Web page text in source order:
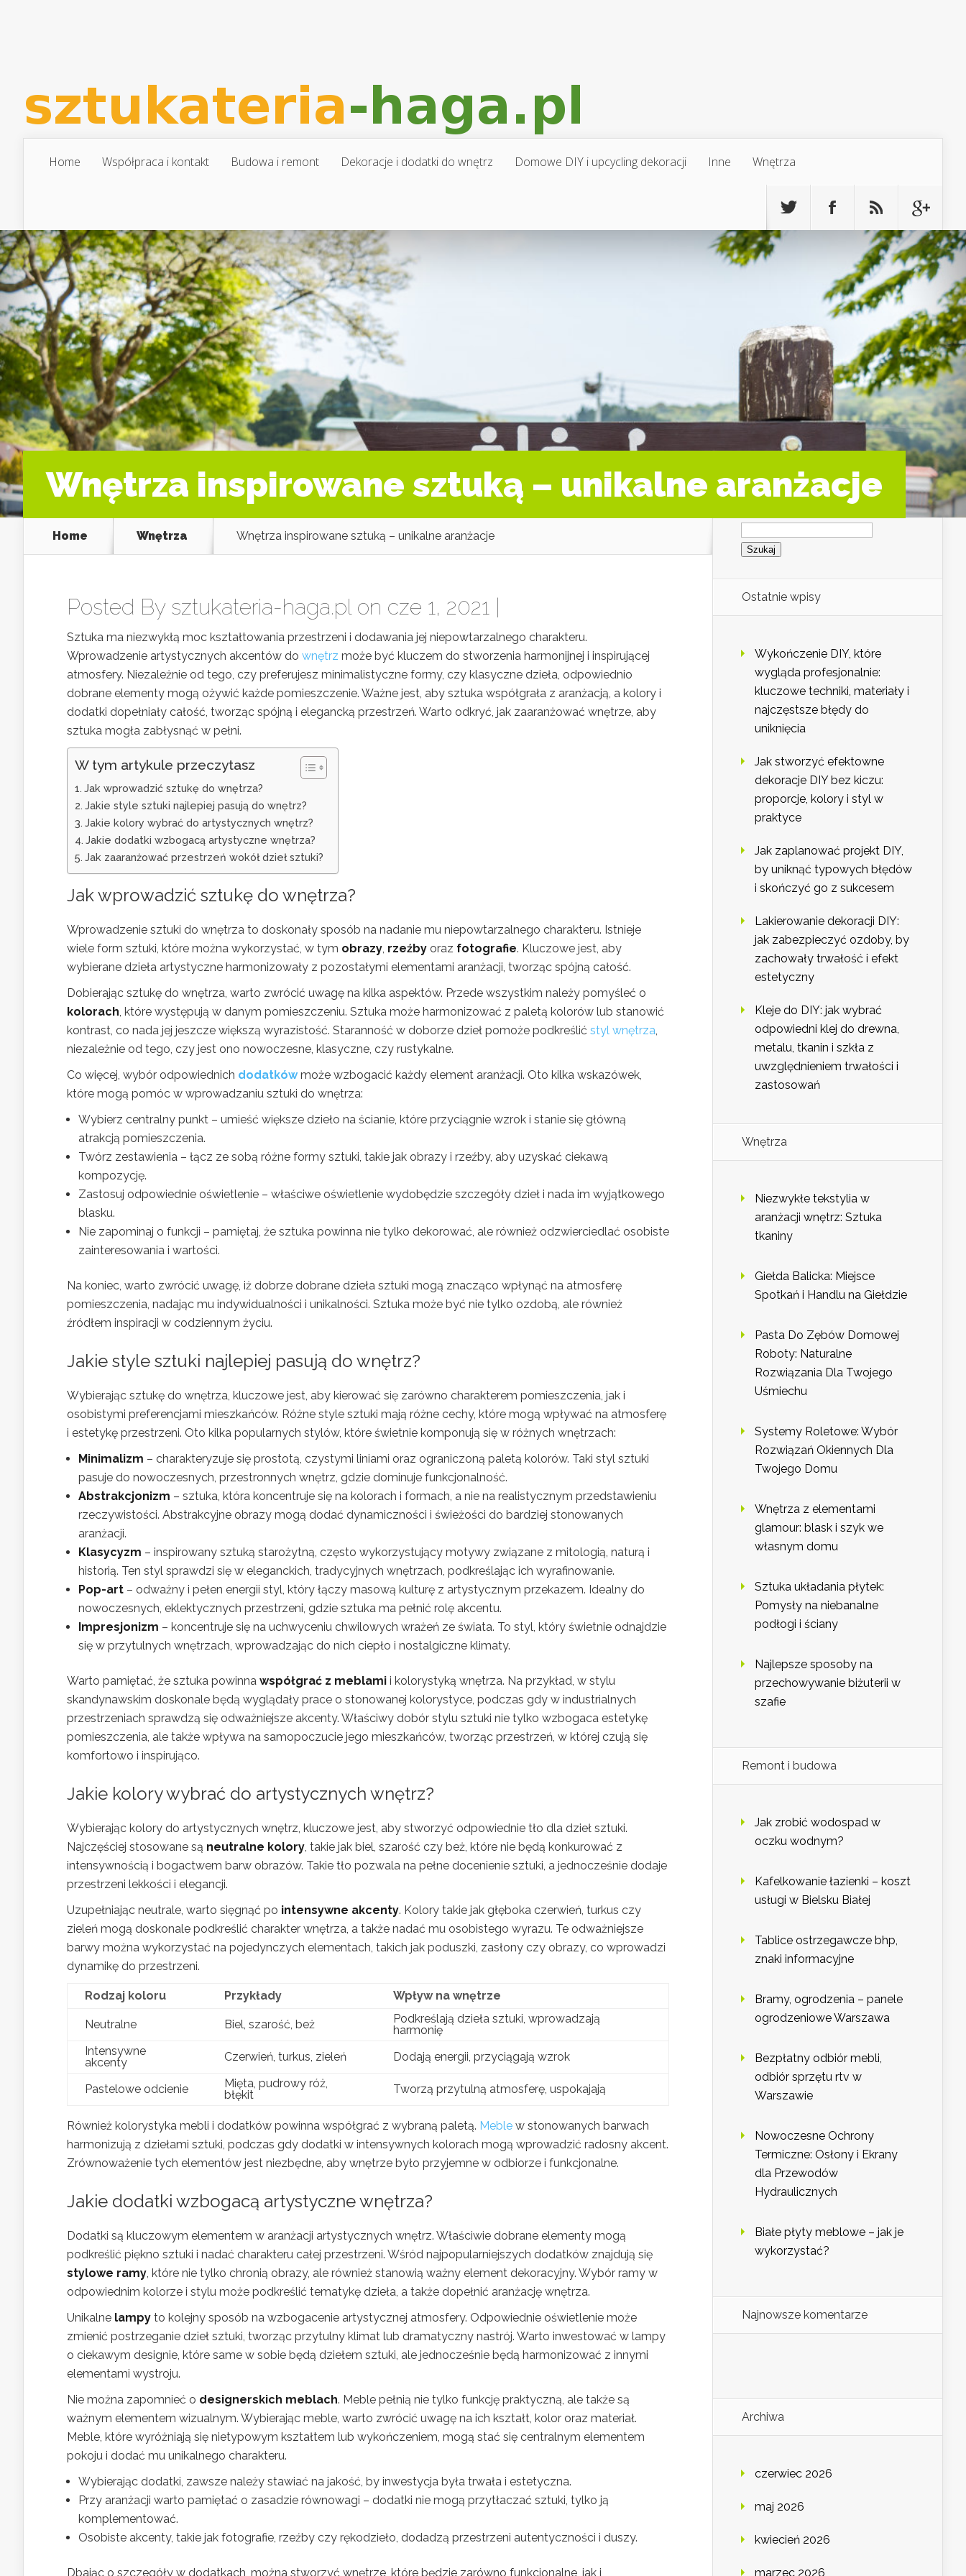
Home Współpraca i kontakt Budowa i remont Dekoracje i dodatki do wnętrz Domowe DIY i upcycling dekoracji Inne Wnętrza
Wnętrza inspirowane sztuką – unikalne aranżacje
Home Wnętrza Wnętrza inspirowane sztuką – unikalne aranżacje
Posted By sztukateria-haga.plon cze 1, 2021 |
Sztuka ma niezwykłą moc kształtowania przestrzeni i dodawania jej niepowtarzalnego charakteru.
Wprowadzenie artystycznych akcentów do wnętrz może być kluczem do stworzenia harmonijnej i inspirującej
atmosfery. Niezależnie od tego, czy preferujesz minimalistyczne formy, czy klasyczne dzieła, odpowiednio
dobrane elementy mogą ożywić każde pomieszczenie. Ważne jest, aby sztuka współgrała z aranżacją, a kolory i
dodatki dopełniały całość, tworząc spójną i elegancką przestrzeń. Warto odkryć, jak zaaranżować wnętrze, aby
sztuka mogła zabłysnąć w pełni.
W tym artykule przeczytasz
Jak wprowadzić sztukę do wnętrza?
Jakie style sztuki najlepiej pasują do wnętrz?
Jakie kolory wybrać do artystycznych wnętrz?
Jakie dodatki wzbogacą artystyczne wnętrza?
Jak zaaranżować przestrzeń wokół dzieł sztuki?
Jak wprowadzić sztukę do wnętrza?
Wprowadzenie sztuki do wnętrza to doskonały sposób na nadanie mu niepowtarzalnego charakteru. Istnieje
wiele form sztuki, które można wykorzystać, w tym obrazy, rzeźby oraz fotografie. Kluczowe jest, aby
wybierane dzieła artystyczne harmonizowały z pozostałymi elementami aranżacji, tworząc spójną całość.
Dobierając sztukę do wnętrza, warto zwrócić uwagę na kilka aspektów. Przede wszystkim należy pomyśleć o
kolorach, które występują w danym pomieszczeniu. Sztuka może harmonizować z paletą kolorów lub stanowić
kontrast, co nada jej jeszcze większą wyrazistość. Staranność w doborze dzieł pomoże podkreślić styl wnętrza,
niezależnie od tego, czy jest ono nowoczesne, klasyczne, czy rustykalne.
Co więcej, wybór odpowiednich dodatkówmoże wzbogacić każdy element aranżacji. Oto kilka wskazówek,
które mogą pomóc w wprowadzaniu sztuki do wnętrza:
Wybierz centralny punkt – umieść większe dzieło na ścianie, które przyciągnie wzrok i stanie się główną
atrakcją pomieszczenia.
Twórz zestawienia – łącz ze sobą różne formy sztuki, takie jak obrazy i rzeźby, aby uzyskać ciekawą
kompozycję.
Zastosuj odpowiednie oświetlenie – właściwe oświetlenie wydobędzie szczegóły dzieł i nada im wyjątkowego
blasku.
Nie zapominaj o funkcji – pamiętaj, że sztuka powinna nie tylko dekorować, ale również odzwierciedlać osobiste
zainteresowania i wartości.
Na koniec, warto zwrócić uwagę, iż dobrze dobrane dzieła sztuki mogą znacząco wpłynąć na atmosferę
pomieszczenia, nadając mu indywidualności i unikalności. Sztuka może być nie tylko ozdobą, ale również
źródłem inspiracji w codziennym życiu.
Jakie style sztuki najlepiej pasują do wnętrz?
Wybierając sztukę do wnętrza, kluczowe jest, aby kierować się zarówno charakterem pomieszczenia, jak i
osobistymi preferencjami mieszkańców. Różne style sztuki mają różne cechy, które mogą wpływać na atmosferę
i estetykę przestrzeni. Oto kilka popularnych stylów, które świetnie komponują się w różnych wnętrzach:
Minimalizm – charakteryzuje się prostotą, czystymi liniami oraz ograniczoną paletą kolorów. Taki styl sztuki
pasuje do nowoczesnych, przestronnych wnętrz, gdzie dominuje funkcjonalność.
Abstrakcjonizm – sztuka, która koncentruje się na kolorach i formach, a nie na realistycznym przedstawieniu
rzeczywistości. Abstrakcyjne obrazy mogą dodać dynamiczności i świeżości do bardziej stonowanych
aranżacji.
Klasycyzm – inspirowany sztuką starożytną, często wykorzystujący motywy związane z mitologią, naturą i
historią. Ten styl sprawdzi się w eleganckich, tradycyjnych wnętrzach, podkreślając ich wyrafinowanie.
Pop-art – odważny i pełen energii styl, który łączy masową kulturę z artystycznym przekazem. Idealny do
nowoczesnych, eklektycznych przestrzeni, gdzie sztuka ma pełnić rolę akcentu.
Impresjonizm – koncentruje się na uchwyceniu chwilowych wrażeń ze świata. To styl, który świetnie odnajdzie
się w przytulnych wnętrzach, wprowadzając do nich ciepło i nostalgiczne klimaty.
Warto pamiętać, że sztuka powinna współgrać z meblami i kolorystyką wnętrza. Na przykład, w stylu
skandynawskim doskonale będą wyglądały prace o stonowanej kolorystyce, podczas gdy w industrialnych
przestrzeniach sprawdzą się odważniejsze akcenty. Właściwy dobór stylu sztuki nie tylko wzbogaca estetykę
pomieszczenia, ale także wpływa na samopoczucie jego mieszkańców, tworząc przestrzeń, w której czują się
komfortowo i inspirująco.
Jakie kolory wybrać do artystycznych wnętrz?
Wybierając kolory do artystycznych wnętrz, kluczowe jest, aby stworzyć odpowiednie tło dla dzieł sztuki.
Najczęściej stosowane są neutralne kolory, takie jak biel, szarość czy beż, które nie będą konkurować z
intensywnością i bogactwem barw obrazów. Takie tło pozwala na pełne docenienie sztuki, a jednocześnie dodaje
przestrzeni lekkości i elegancji.
Uzupełniając neutrale, warto sięgnąć po intensywne akcenty. Kolory takie jak głęboka czerwień, turkus czy
zieleń mogą doskonale podkreślić charakter wnętrza, a także nadać mu osobistego wyrazu. Te odważniejsze
barwy można wykorzystać na pojedynczych elementach, takich jak poduszki, zasłony czy obrazy, co wprowadzi
dynamikę do przestrzeni.
Rodzaj koloru Przykłady Wpływ na wnętrze
Neutralne Biel, szarość, beż
Podkreślają dzieła sztuki, wprowadzają
harmonię
Intensywne
akcenty
Czerwień, turkus, zieleń Dodają energii, przyciągają wzrok
Pastelowe odcienie
Mięta, pudrowy róż,
błękit
Tworzą przytulną atmosferę, uspokajają
Również kolorystyka mebli i dodatków powinna współgrać z wybraną paletą. Meble w stonowanych barwach
harmonizują z dziełami sztuki, podczas gdy dodatki w intensywnych kolorach mogą wprowadzić radosny akcent.
Zrównoważenie tych elementów jest niezbędne, aby wnętrze było przyjemne w odbiorze i funkcjonalne.
Jakie dodatki wzbogacą artystyczne wnętrza?
Dodatki są kluczowym elementem w aranżacji artystycznych wnętrz. Właściwie dobrane elementy mogą
podkreślić piękno sztuki i nadać charakteru całej przestrzeni. Wśród najpopularniejszych dodatków znajdują się
stylowe ramy, które nie tylko chronią obrazy, ale również stanowią ważny element dekoracyjny. Wybór ramy w
odpowiednim kolorze i stylu może podkreślić tematykę dzieła, a także dopełnić aranżację wnętrza.
Unikalne lampy to kolejny sposób na wzbogacenie artystycznej atmosfery. Odpowiednie oświetlenie może
zmienić postrzeganie dzieł sztuki, tworząc przytulny klimat lub dramatyczny nastrój. Warto inwestować w lampy
o ciekawym designie, które same w sobie będą dziełem sztuki, ale jednocześnie będą harmonizować z innymi
elementami wystroju.
Nie można zapomnieć o designerskich meblach. Meble pełnią nie tylko funkcję praktyczną, ale także są
ważnym elementem wizualnym. Wybierając meble, warto zwrócić uwagę na ich kształt, kolor oraz materiał.
Meble, które wyróżniają się nietypowym kształtem lub wykończeniem, mogą stać się centralnym elementem
pokoju i dodać mu unikalnego charakteru.
Wybierając dodatki, zawsze należy stawiać na jakość, by inwestycja była trwała i estetyczna.
Przy aranżacji warto pamiętać o zasadzie równowagi – dodatki nie mogą przytłaczać sztuki, tylko ją
komplementować.
Osobiste akcenty, takie jak fotografie, rzeźby czy rękodzieło, dodadzą przestrzeni autentyczności i duszy.
Dbając o szczegóły w dodatkach, można stworzyć wnętrze, które będzie zarówno funkcjonalne, jak i
Szukaj:
Ostatnie wpisy
Wykończenie DIY, które
wygląda profesjonalnie:
kluczowe techniki, materiały i
najczęstsze błędy do
uniknięcia
Jak stworzyć efektowne
dekoracje DIY bez kiczu:
proporcje, kolory i styl w
praktyce
Jak zaplanować projekt DIY,
by uniknąć typowych błędów
i skończyć go z sukcesem
Lakierowanie dekoracji DIY:
jak zabezpieczyć ozdoby, by
zachowały trwałość i efekt
estetyczny
Kleje do DIY: jak wybrać
odpowiedni klej do drewna,
metalu, tkanin i szkła z
uwzględnieniem trwałości i
zastosowań
Wnętrza
Niezwykłe tekstylia w
aranżacji wnętrz: Sztuka
tkaniny
Giełda Balicka: Miejsce
Spotkań i Handlu na Giełdzie
Pasta Do Zębów Domowej
Roboty: Naturalne
Rozwiązania Dla Twojego
Uśmiechu
Systemy Roletowe: Wybór
Rozwiązań Okiennych Dla
Twojego Domu
Wnętrza z elementami
glamour: blask i szyk we
własnym domu
Sztuka układania płytek:
Pomysły na niebanalne
podłogi i ściany
Najlepsze sposoby na
przechowywanie biżuterii w
szafie
Remont i budowa
Jak zrobić wodospad w
oczku wodnym?
Kafelkowanie łazienki – koszt
usługi w Bielsku Białej
Tablice ostrzegawcze bhp,
znaki informacyjne
Bramy, ogrodzenia – panele
ogrodzeniowe Warszawa
Bezpłatny odbiór mebli,
odbiór sprzętu rtv w
Warszawie
Nowoczesne Ochrony
Termiczne: Osłony i Ekrany
dla Przewodów
Hydraulicznych
Białe płyty meblowe – jak je
wykorzystać?
Najnowsze komentarze
Archiwa
czerwiec 2026
maj 2026
kwiecień 2026
marzec 2026